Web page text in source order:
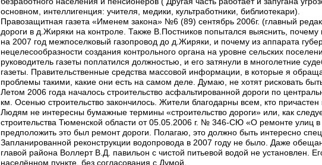
основном, интеллигенция: учителя, медики, культработники, библиотекари).
Правозащитная газета «Именем закона» №6 (89) сентябрь 2006г. (главный
дороги в д.Жиряки на контроле. Также В.Постников попытался выяснить, почему
на 2007 год межпоселковый газопровод до д.Жиряки, и почему из аппарата
нецелесообразности создания контрольного органа на уровне сельских
руководитель газеты поплатился должностью, и его затянули в многолетние
газеты. Правительственные средства массовой информации, в которые я
проблемы такими, какие они есть на самом деле. Думаю, не хотят рисковать
Летом 2006 года началось строительство асфальтированной дороги по
км. Осенью строительство закончилось. Жители благодарны всем, кто причастен
Людям не интересны бумажные термины «строительство дороги» или, как
строительства Тюменской области от 05.05.2006 г. № 346-СЮ «О ремонте улиц
предположить это был ремонт дороги. Полагаю, это должно быть интересно
Запланированной реконструкции водопровода в 2007 году не было. Даже
главой района Воллерт В.Д. павильон с чистой питьевой водой не установлен.
населённом пункте, без согласования с Думой.